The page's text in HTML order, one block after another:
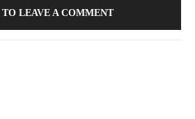
LEAVE A COMMENT